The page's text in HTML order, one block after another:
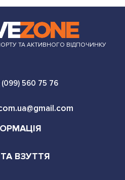
ТА АКТИВНОГО ВІДПОЧИНКУ
(099) 560 75 76
ВЗУТТЯ